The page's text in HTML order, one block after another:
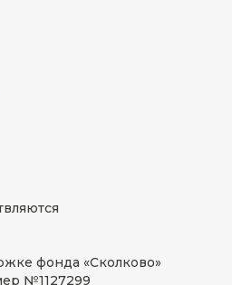
фонда «Сколково»
№1127299